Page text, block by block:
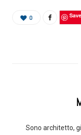
0 Save
Sono architetto,